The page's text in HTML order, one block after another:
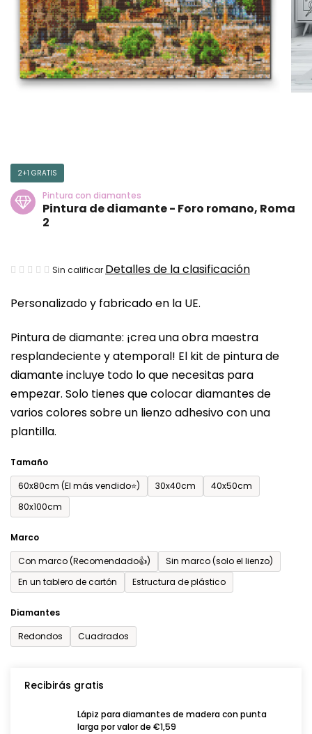
Personalizado y fabricado en la UE.
Pintura de diamante: ¡crea una obra maestra
resplandeciente y atemporal! El kit de pintura de
diamante incluye todo lo que necesitas para
empezar. Solo tienes que colocar diamantes de
varios colores sobre un lienzo adhesivo con una
plantilla.
Tamaño
60x80cm (El más vendido⭐)
30x40cm
40x50cm
80x100cm
Marco
Con marco (Recomendado👍)
Sin marco (solo el lienzo)
En un tablero de cartón
Estructura de plástico
Diamantes
Redondos
Cuadrados
Recibirás gratis
Lápiz para diamantes de madera con punta
larga por valor de €1,59
2+1 GRATIS
Pintura con diamantes
Pintura de diamante - Foro romano, Roma
2
La
media
producto
es
de
0,0
sobre
5
Sin calificar Detalles de la clasificación